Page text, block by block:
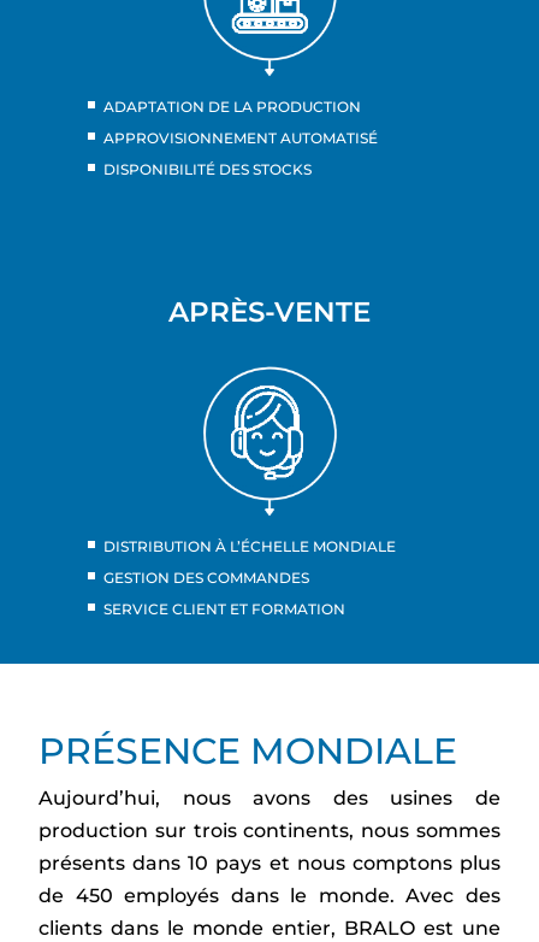
ADAPTATION DE LA PRODUCTION
APPROVISIONNEMENT AUTOMATISÉ
DISPONIBILITÉ DES STOCKS
APRÈS-VENTE
DISTRIBUTION À L’ÉCHELLE MONDIALE
GESTION DES COMMANDES
SERVICE CLIENT ET FORMATION
PRÉSENCE MONDIALE
Aujourd’hui, nous avons des usines de
production sur trois continents, nous sommes
présents dans 10 pays et nous comptons plus
de 450 employés dans le monde. Avec des
clients dans le monde entier, BRALO est une